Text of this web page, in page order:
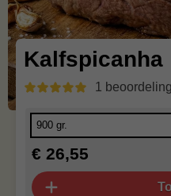
Kalfspicanha
1 beoordeling
€ 26,55